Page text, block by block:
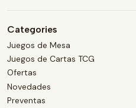
Categories
Juegos de Mesa
Juegos de Cartas TCG
Ofertas
Novedades
Preventas